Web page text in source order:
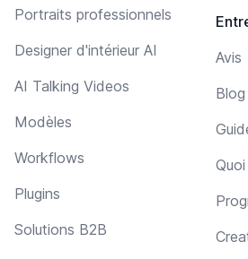
Portraits professionnels
Designer d'intérieur AI
AI Talking Videos
Modèles
Workflows
Plugins
Solutions B2B
Avis
Blog